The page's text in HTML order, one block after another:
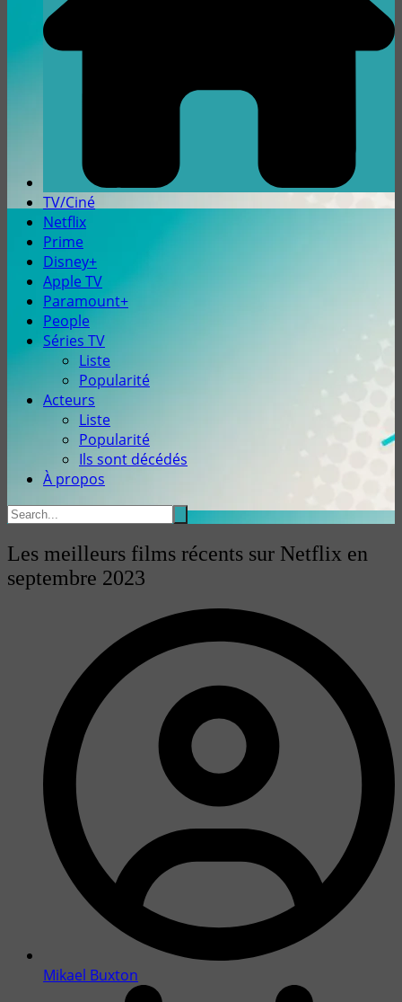
TV/Ciné
Netflix
Prime
Disney+
Apple TV
Paramount+
People
Séries TV
Liste
Popularité
Acteurs
Liste
Popularité
Ils sont décédés
À propos
Les meilleurs films récents sur Netflix en
septembre 2023
Mikael Buxton